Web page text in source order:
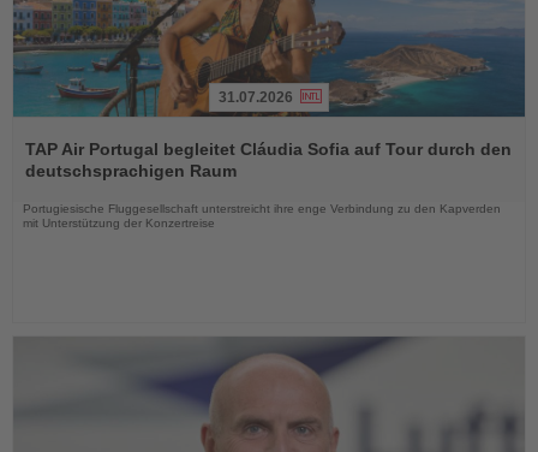
Sie
die
31.07.2026
TAP Air Portugal begleitet Cláudia Sofia auf Tour durch den
deutschsprachigen Raum
Portugiesische Fluggesellschaft unterstreicht ihre enge Verbindung zu den Kapverden
mit Unterstützung der Konzertreise